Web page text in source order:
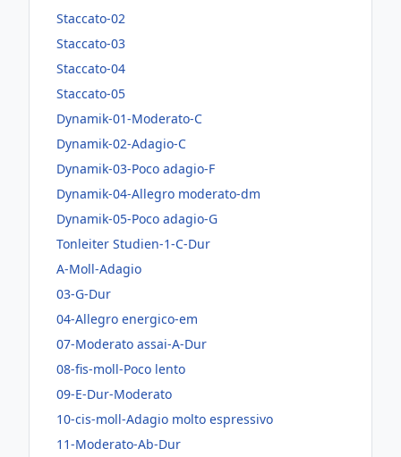
Staccato-02
Staccato-03
Staccato-04
Staccato-05
Dynamik-01-Moderato-C
Dynamik-02-Adagio-C
Dynamik-03-Poco adagio-F
Dynamik-04-Allegro moderato-dm
Dynamik-05-Poco adagio-G
Tonleiter Studien-1-C-Dur
A-Moll-Adagio
03-G-Dur
04-Allegro energico-em
07-Moderato assai-A-Dur
08-fis-moll-Poco lento
09-E-Dur-Moderato
10-cis-moll-Adagio molto espressivo
11-Moderato-Ab-Dur